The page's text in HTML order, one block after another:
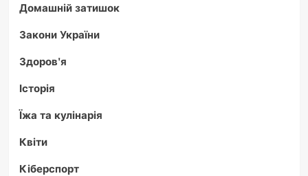
Домашній затишок
Закони України
Здоров'я
Історія
Їжа та кулінарія
Квіти
Кіберспорт